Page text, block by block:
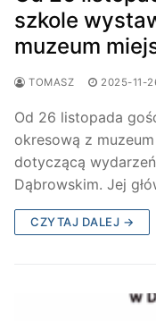
szkole
muzeum
TOMASZ 2025-11-
Od 26 listopada
okresową z
dotyczącą
Dąbrowskim. Jej
CZYTAJ DALEJ →